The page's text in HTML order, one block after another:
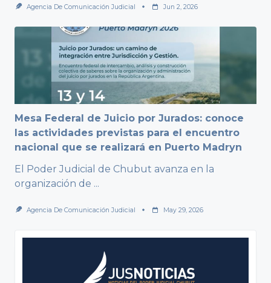
Agencia De Comunicación Judicial Jun 2, 2026
Mesa Federal de Juicio por Jurados: conoce
las actividades previstas para el encuentro
nacional que se realizará en Puerto Madryn
El Poder Judicial de Chubut avanza en la
organización de ...
Agencia De Comunicación Judicial May 29, 2026